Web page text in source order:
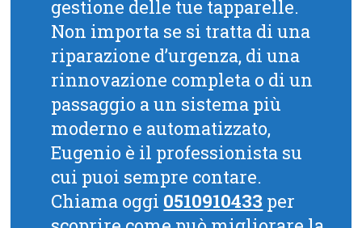
gestione delle tue tapparelle.
Non importa se si tratta di una
riparazione d’urgenza, di una
rinnovazione completa o di un
passaggio a un sistema più
moderno e automatizzato,
Eugenio è il professionista su
cui puoi sempre contare.
Chiama oggi 0510910433 per